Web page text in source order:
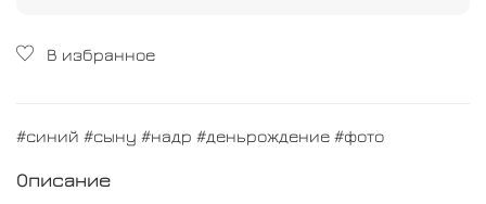
В избранное
#синий #сыну #надр #деньрождение #фото
Описание